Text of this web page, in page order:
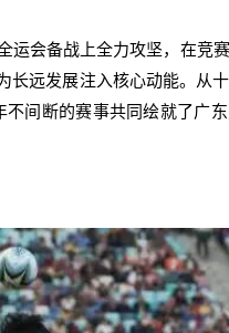
运会备战上全力攻坚，在竞
长远发展注入核心动能。从
不间断的赛事共同绘就了广